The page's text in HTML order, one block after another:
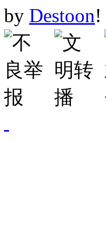
by Destoon!